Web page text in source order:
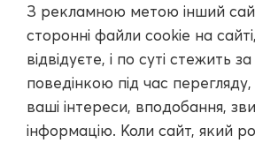
З рекламною метою інший
сторонні файли cookie на
відвідуєте, і по суті стежить
поведінкою під час
ваші інтереси, вподобання,
інформацію. Коли сайт, який